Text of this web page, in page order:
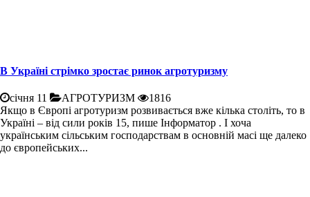
В Україні стрімко зростає ринок агротуризму
січня 11 АГРОТУРИЗМ
1816
Якщо в Європі агротуризм розвивається вже кілька століть, то в
Україні – від сили років 15, пише Інформатор . І хоча
українським сільським господарствам в основній масі ще далеко
до європейських...